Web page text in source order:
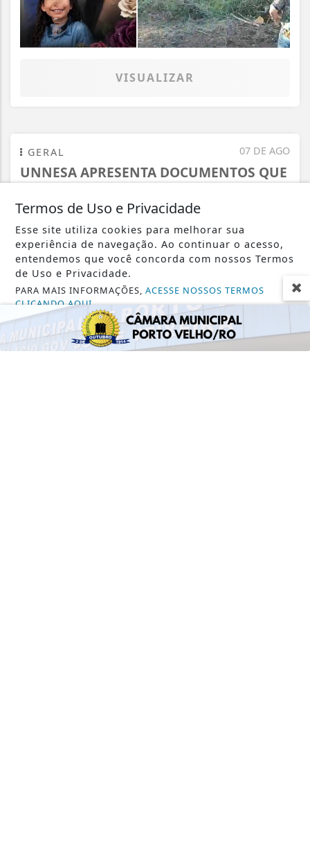
VISUALIZAR
07 DE AGO
GERAL
UNNESA APRESENTA DOCUMENTOS QUE
LEGALIDADE NA...
VISUALIZAR
Termos de Uso e Privacidade
Esse site utiliza cookies para melhorar sua
experiência de navegação. Ao continuar o acesso,
entendemos que você concorda com nossos Termos
de Uso e Privacidade.
PARA MAIS INFORMAÇÕES,ACESSE NOSSOS TERMOS
CLICANDO AQUI
PROSSEGUIR